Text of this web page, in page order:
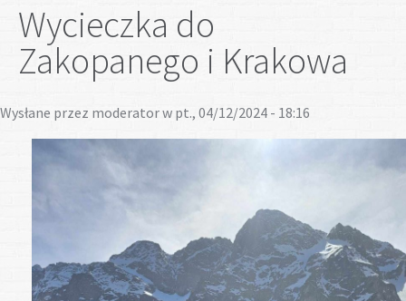
Aktualności
Szkoła
Strefa rodzica
Projekty
Wycieczka do
Zakopanego i Krakowa
Wysłane przez moderatorw pt., 04/12/2024 - 18:16